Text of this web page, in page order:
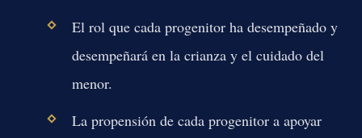
El rol que cada progenitor ha desempeñado y
desempeñará en la crianza y el cuidado del
menor.
La propensión de cada progenitor a apoyar